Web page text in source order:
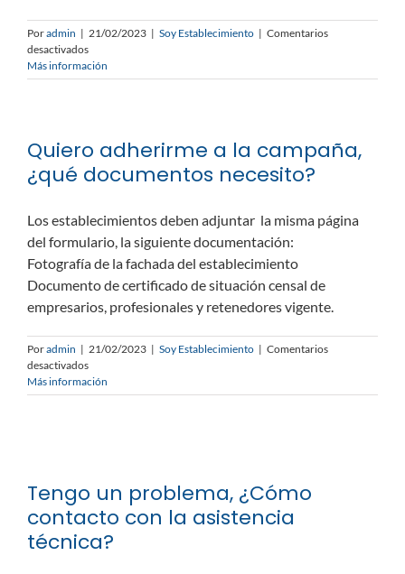
Poradmin | 21/02/2023 | Soy Establecimiento | Comentarios
desactivadosen
¿Qué
establecimientos
Más información
Quiero adherirme a la campaña,
¿qué documentos necesito?
Los establecimientos deben adjuntar la misma página
del formulario, la siguiente documentación:
Fotografía de la fachada del establecimiento
Documento de certificado de situación censal de
empresarios, profesionales y retenedores vigente.
Poradmin | 21/02/2023 | Soy Establecimiento | Comentarios
desactivadosen
Quiero
adherirme
necesito?
Más información
Tengo un problema, ¿Cómo
contacto con la asistencia
técnica?